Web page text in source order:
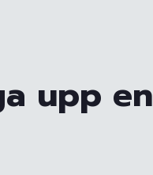
upp en